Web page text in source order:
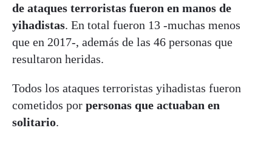
de ataques terroristas fueron en manos de
yihadistas. En total fueron 13 -muchas menos
que en 2017-, además de las 46 personas que
resultaron heridas.
Todos los ataques terroristas yihadistas fueron
cometidos por personas que actuaban en
solitario.